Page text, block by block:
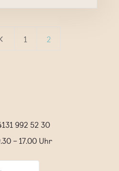
4 1 2
992 52 30
– 17.00 Uhr